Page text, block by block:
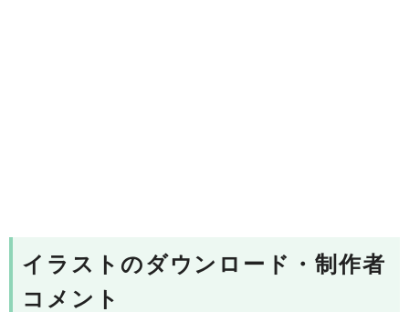
イラストのダウンロード・制作者
コメント